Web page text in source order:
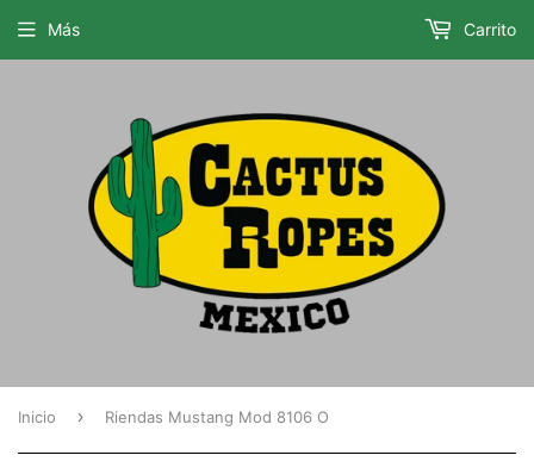
Más Carrito
Inicio › Riendas Mustang Mod 8106 O